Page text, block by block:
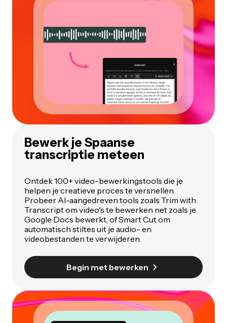
Bewerk je Spaanse
transcriptie meteen
Ontdek 100+ video-bewerkingstools die je
helpen je creatieve proces te versnellen.
Probeer AI-aangedreven tools zoals Trim with
Transcript om video's te bewerken net zoals je
Google Docs bewerkt, of Smart Cut om
automatisch stiltes uit je audio- en
videobestanden te verwijderen.
Begin met bewerken